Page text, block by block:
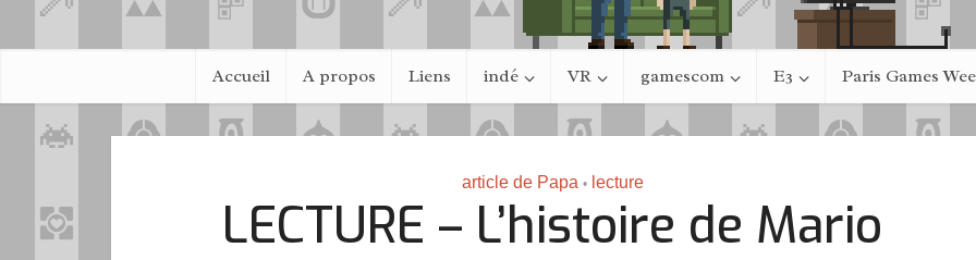
Accueil A propos Liens indé VR gamescom E3 Paris Games
article de Papa • lecture
LECTURE – L’histoire de Mario